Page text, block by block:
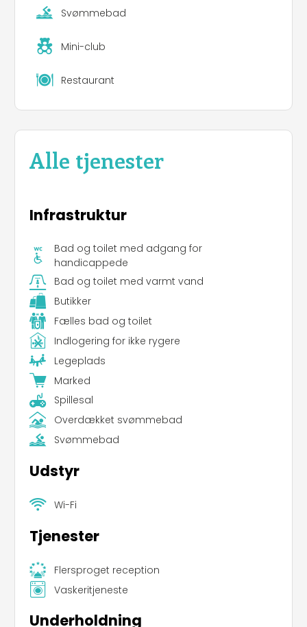
Svømmebad
Mini-club
Restaurant
Alle tjenester
Infrastruktur
Bad og toilet med adgang for
handicappede
Bad og toilet med varmt vand
Butikker
Fælles bad og toilet
Indlogering for ikke rygere
Legeplads
Marked
Spillesal
Overdækket svømmebad
Svømmebad
Udstyr
Wi-Fi
Tjenester
Flersproget reception
Vaskeritjeneste
Underholdning